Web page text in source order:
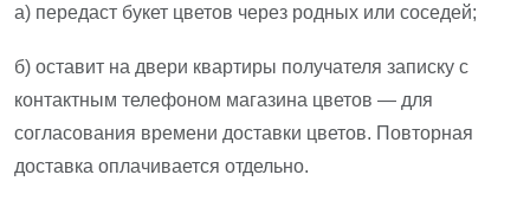
а) передаст букет цветов через родных или соседей;
б) оставит на двери квартиры получателя записку с
контактным телефоном магазина цветов — для
согласования времени доставки цветов. Повторная
доставка оплачивается отдельно.